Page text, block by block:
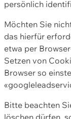
persönlich
Möchten Sie
das hierfür
etwa per
Setzen von
Browser so
Bitte beachten